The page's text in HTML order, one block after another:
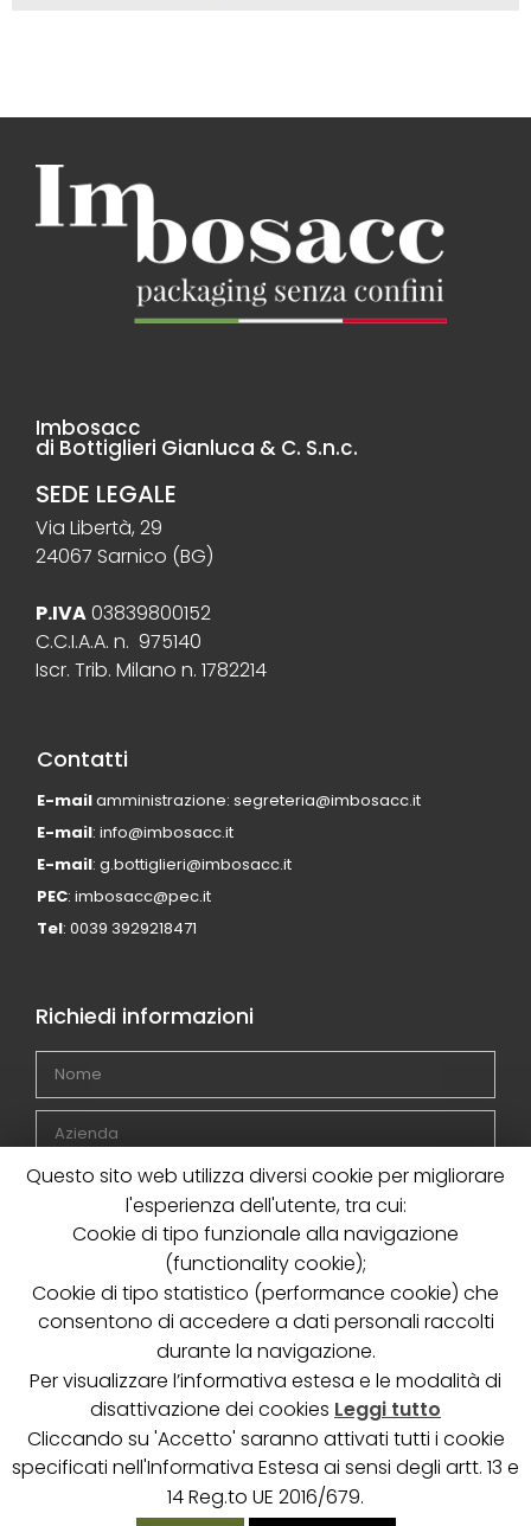
Imbosacc
di Bottiglieri Gianluca & C. S.n.c.
SEDE LEGALE
Via Libertà, 29
24067 Sarnico (BG)
P.IVA03839800152
C.C.I.A.A. n. 975140
Iscr. Trib. Milano n. 1782214
Contatti
E-mailamministrazione: segreteria@imbosacc.it
E-mail: info@imbosacc.it
E-mail: g.bottiglieri@imbosacc.it
PEC: imbosacc@pec.it
Tel: 0039 3929218471
Richiedi informazioni
Dichiaro di avere letto ed accettato laPrivacy Policy
INVIA
COPYRIGHT © IMBOSACC |PRIVACY POLICY|
Questo sito web utilizza diversi cookie per migliorare
l'esperienza dell'utente, tra cui:
Cookie di tipo funzionale alla navigazione
(functionality cookie);
Cookie di tipo statistico (performance cookie) che
consentono di accedere a dati personali raccolti
durante la navigazione.
Per visualizzare l’informativa estesa e le modalità di
disattivazione dei cookies Leggi tutto
Cliccando su 'Accetto' saranno attivati tutti i cookie
specificati nell'Informativa Estesa ai sensi degli artt. 13 e
14 Reg.to UE 2016/679.